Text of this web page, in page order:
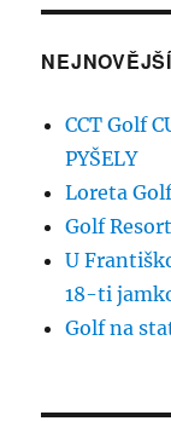
CCT Golf
PYŠELY
Loreta
Golf
U
18-ti
Golf na